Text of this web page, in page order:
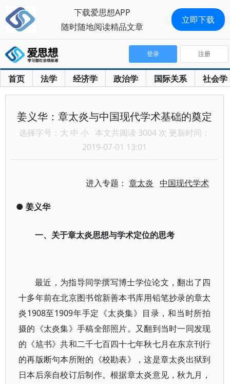
首页 法学 经济学 政治学 国际关系 社会学
登录 注册
姜义华：章太炎与中国现代学术基础的奠定
选择字号： 大 中 小 本文共阅读 3004 次 更新时间：
2019-07-01 13:01
进入专题：章太炎 中国现代学术
● 姜义华
一、关于章太炎思想与学术定位的思考
最近，为指导同学撰写博士学位论文，翻出了四
十多年前在北京图书馆新善本书库用铅笔抄录的章太
炎1908至1909年手定《太炎集》目录，和当时所拍
摄的《太炎集》手稿全部照片。又翻到当时一同发现
的《訄书》共和二千七百四十七年秋七月在东京刊行
的再版断句本所附的《校勘表》，这是章太炎出狱到
日本后亲自校订后制作。根据章太炎意见，秋九月，
下载爱思想APP
随时随地阅读精品文章
立即下载